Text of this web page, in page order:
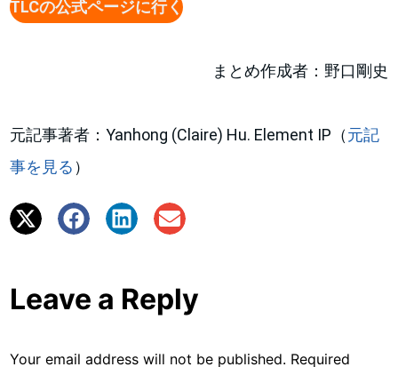
TLCの公式ページに行く
まとめ作成者：野口剛史
元記事著者：Yanhong (Claire) Hu. Element IP（元記
事を見る ）
Leave a Reply
Your email address will not be published. Required